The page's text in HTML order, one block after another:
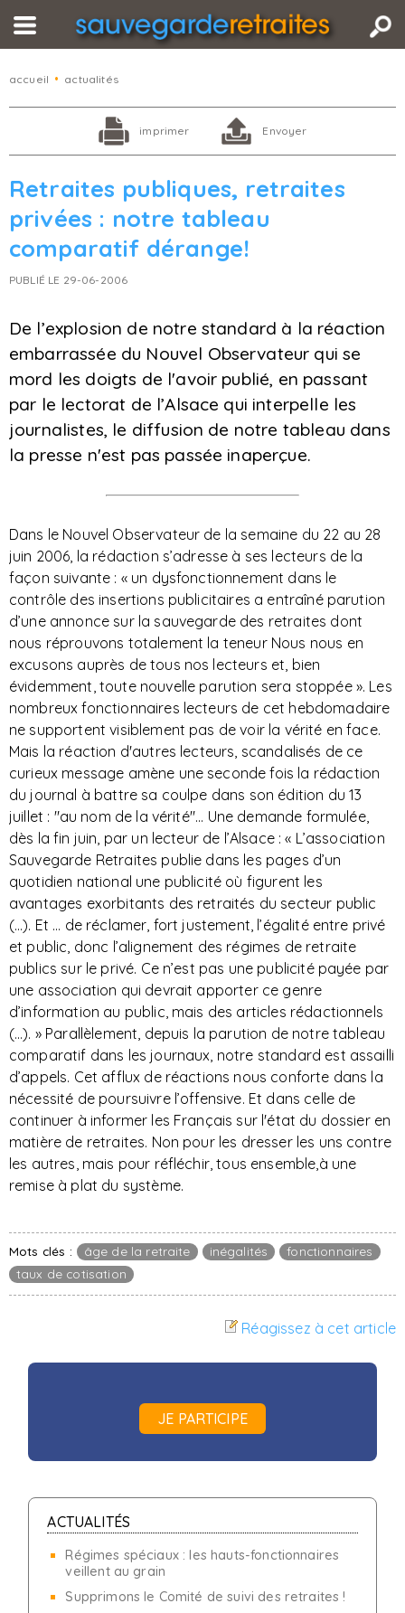
accueil • actualités
imprimer Envoyer
Retraites publiques, retraites
privées : notre tableau
comparatif dérange!
PUBLIÉ LE 29-06-2006
De l’explosion de notre standard à la réaction
embarrassée du Nouvel Observateur qui se
mord les doigts de l'avoir publié, en passant
par le lectorat de l’Alsace qui interpelle les
journalistes, le diffusion de notre tableau dans
la presse n'est pas passée inaperçue.
Dans le Nouvel Observateur de la semaine du 22 au 28
juin 2006, la rédaction s’adresse à ses lecteurs de la
façon suivante : « un dysfonctionnement dans le
contrôle des insertions publicitaires a entraîné parution
d’une annonce sur la sauvegarde des retraites dont
nous réprouvons totalement la teneur Nous nous en
excusons auprès de tous nos lecteurs et, bien
évidemment, toute nouvelle parution sera stoppée ». Les
nombreux fonctionnaires lecteurs de cet hebdomadaire
ne supportent visiblement pas de voir la vérité en face.
Mais la réaction d'autres lecteurs, scandalisés de ce
curieux message amène une seconde fois la rédaction
du journal à battre sa coulpe dans son édition du 13
juillet : "au nom de la vérité"... Une demande formulée,
dès la fin juin, par un lecteur de l’Alsace : « L’association
Sauvegarde Retraites publie dans les pages d’un
quotidien national une publicité où figurent les
avantages exorbitants des retraités du secteur public
(…). Et … de réclamer, fort justement, l’égalité entre privé
et public, donc l’alignement des régimes de retraite
publics sur le privé. Ce n’est pas une publicité payée par
une association qui devrait apporter ce genre
d’information au public, mais des articles rédactionnels
(…). » Parallèlement, depuis la parution de notre tableau
comparatif dans les journaux, notre standard est assailli
d’appels. Cet afflux de réactions nous conforte dans la
nécessité de poursuivre l’offensive. Et dans celle de
continuer à informer les Français sur l'état du dossier en
matière de retraites. Non pour les dresser les uns contre
les autres, mais pour réfléchir, tous ensemble,à une
remise à plat du système.
Mots clés : âge de la retraite inégalités
fonctionnaires
taux de cotisation
Réagissez à cet article
JE PARTICIPE
ACTUALITÉS
Régimes spéciaux : les hauts-fonctionnaires
veillent au grain
Supprimons le Comité de suivi des retraites !